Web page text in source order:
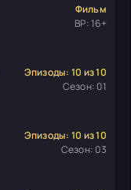
Фильм
ВР: 16+
Эпизоды: 10 из 10
Сезон: 01
Эпизоды: 10 из 10
Сезон: 03